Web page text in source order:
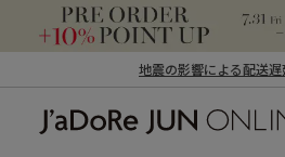
地震の影響による配送遅